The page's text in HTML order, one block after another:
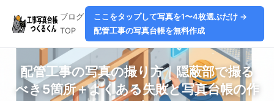
ブログ
TOP
ここをタップして写真を1〜4枚選ぶだけ →
配管工事の写真台帳を無料作成
配管工事の写真の撮り方｜隠蔽部で撮る
べき5箇所＋よくある失敗と写真台帳の作